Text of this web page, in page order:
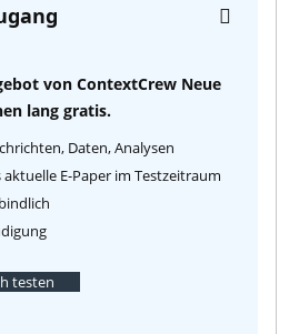
von ContextCrew Neue
lang gratis.
Daten, Analysen
E-Paper im Testzeitraum
testen